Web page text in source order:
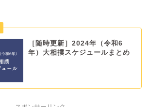
［随時更新］2024年（令和6
年）大相撲スケジュールまとめ